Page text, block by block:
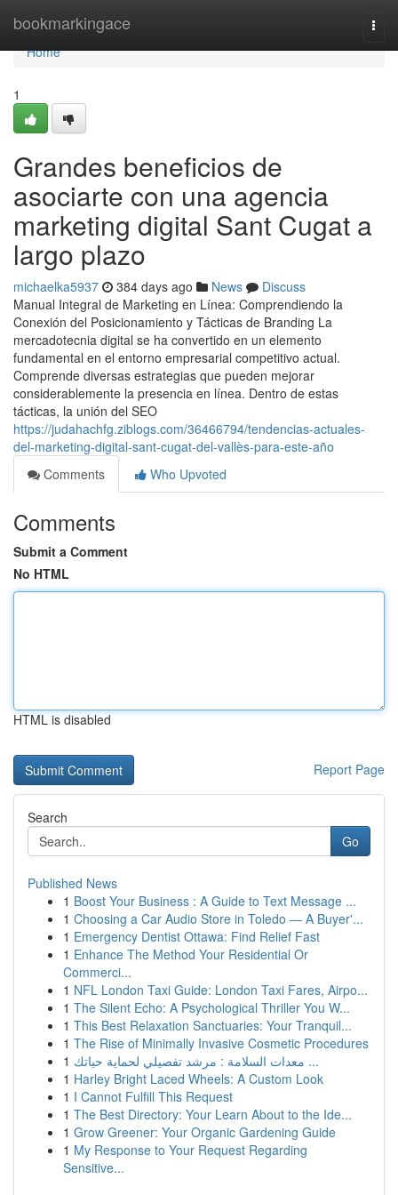
bookmarkingace
Home
Home
1
Grandes beneficios de
asociarte con una agencia
marketing digital Sant Cugat a
largo plazo
michaelka5937 384 days ago News
Discuss
Manual Integral de Marketing en Línea: Comprendiendo la
Conexión del Posicionamiento y Tácticas de Branding La
mercadotecnia digital se ha convertido en un elemento
fundamental en el entorno empresarial competitivo actual.
Comprende diversas estrategias que pueden mejorar
considerablemente la presencia en línea. Dentro de estas
tácticas, la unión del SEO
https://judahachfg.ziblogs.com/36466794/tendencias-actuales-
del-marketing-digital-sant-cugat-del-vallès-para-este-año
Comments
Who Upvoted
Comments
Submit a Comment
No HTML
HTML is disabled
Report Page
Search
Go
Published News
1 Boost Your Business : A Guide to Text Message ...
1 Choosing a Car Audio Store in Toledo — A Buyer'...
1 Emergency Dentist Ottawa: Find Relief Fast
1 Enhance The Method Your Residential Or
Commerci...
1 NFL London Taxi Guide: London Taxi Fares, Airpo...
1 The Silent Echo: A Psychological Thriller You W...
1 This Best Relaxation Sanctuaries: Your Tranquil...
1 The Rise of Minimally Invasive Cosmetic Procedures
1
معدات السلامة : مرشد تفصيلي لحماية حياتك ...
1 Harley Bright Laced Wheels: A Custom Look
1 I Cannot Fulfill This Request
1 The Best Directory: Your Learn About to the Ide...
1 Grow Greener: Your Organic Gardening Guide
1 My Response to Your Request Regarding
Sensitive...